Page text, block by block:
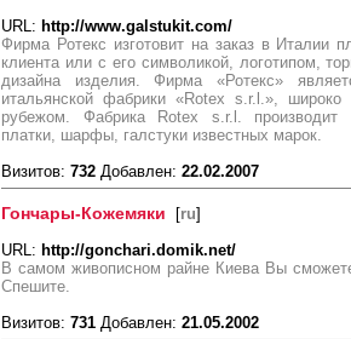
URL: http://www.galstukit.com/
Фирма Ротекс изготовит на заказ в Италии
клиента или с его символикой, логотипом,
дизайна изделия. Фирма «Ротекс»
итальянской фабрики «Rotex s.r.l.»,
рубежом. Фабрика Rotex s.r.l. производит
платки, шарфы, галстуки известных марок.
Визитов: 732 Добавлен: 22.02.2007
Гончары-Кожемяки [ru]
URL: http://gonchari.domik.net/
В самом живописном райне Киева Вы
Спешите.
Визитов: 731 Добавлен: 21.05.2002